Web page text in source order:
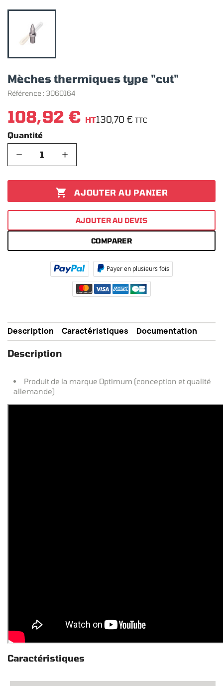
Mèches thermiques type "cut"
Référence : 3060164
108,92 € HT130,70 € TTC
Quantité
− +
 AJOUTER AU PANIER
AJOUTER AU DEVIS
COMPARER
Payer en plusieurs fois
Description Caractéristiques Documentation
Description
Produit de la marque Optimum (conception et qualité
allemande)
Caractéristiques